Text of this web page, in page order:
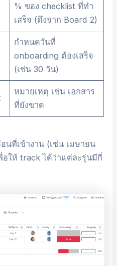
% ของ checklist ที่ทำ
เสร็จ (ดึงจาก Board 2)
กำหนดวันที่
onboarding ต้องเสร็จ
(เช่น 30 วัน)
หมายเหตุ เช่น เอกสาร
ที่ยังขาด
นที่เข้างาน (เช่น เมษายน
ให้ track ได้ว่าแต่ละรุ่นมีกี่